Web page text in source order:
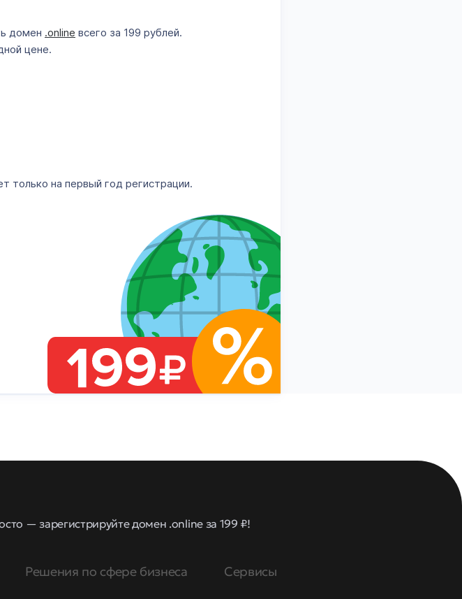
домен .online всего за 199 рублей.
цене.
только на первый год регистрации.
— зарегистрируйте домен .online за 199 ₽!
Решения по сфере бизнеса Сервисы